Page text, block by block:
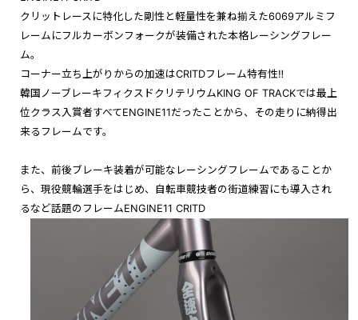
クリットレースに特化した剛性と軽量性を兼ね揃えた6069アルミフ
レームにフルカーボンフォークが装備された本格レーシングフレー
ム。
コーナー立ち上がりからの加速はCRITDフレーム特有性‼︎
韓国ノーブレーキフィクスドクリテリウムKING OF TRACKでは最上
位クラス入賞者すべてENGINE11だったことから、その走りに納得出
来るフレームです。
また、前後ブレーキ装着が可能なレーシングフレームであることか
ら、現役競輪選手をはじめ、自転車競技者の街道練習にも導入され
るなど話題のフレームENGINE11 CRITD